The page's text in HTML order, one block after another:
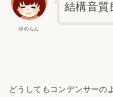
ゆめもん
結構音質
どうしてもコンデンサーの